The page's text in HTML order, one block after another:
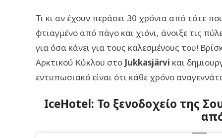
Τι κι αν έχουν περάσει 30 χρόνια από τότε
φτιαγμένο από πάγο και χιόνι, άνοιξε τις
για όσα κάνει για τους καλεσμένους του!
Αρκτικού Κύκλου στο Jukkasjärvi και
εντυπωσιακό είναι ότι κάθε χρόνο
IceHotel: Το ξενοδοχείο της